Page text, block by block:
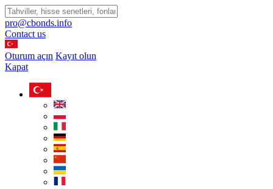
pro@cbonds.info
Contact us
Oturum açın Kayıt olun
Kapat